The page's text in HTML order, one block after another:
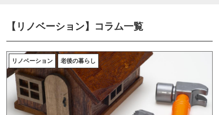
【リノベーション】コラム一覧
リノベーション 老後の暮らし